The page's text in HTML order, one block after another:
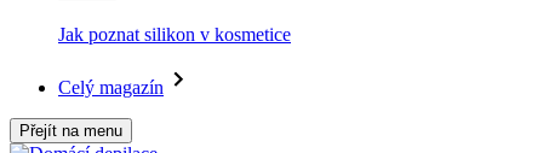
Jak poznat silikon v kosmetice
Celý magazín
Přejít na menu